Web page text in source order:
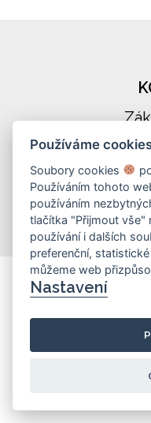
(c) 2026
Používáme
Soubory cookies
Používáním tohoto
používáním
tlačítka "Přijmout vše"
používání i dalších
preferenční,
můžeme web
Nastavení